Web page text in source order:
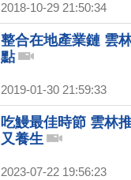
2018-10-29 21:50:34
整合在地產業鏈 雲
點
2019-01-30 21:59:33
吃鰻最佳時節 雲林
又養生
2023-07-22 19:56:23